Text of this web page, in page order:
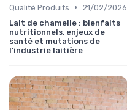
Qualité Produits •
21/02/2026
Lait de chamelle : bienfaits
nutritionnels, enjeux de
santé et mutations de
l’industrie laitière